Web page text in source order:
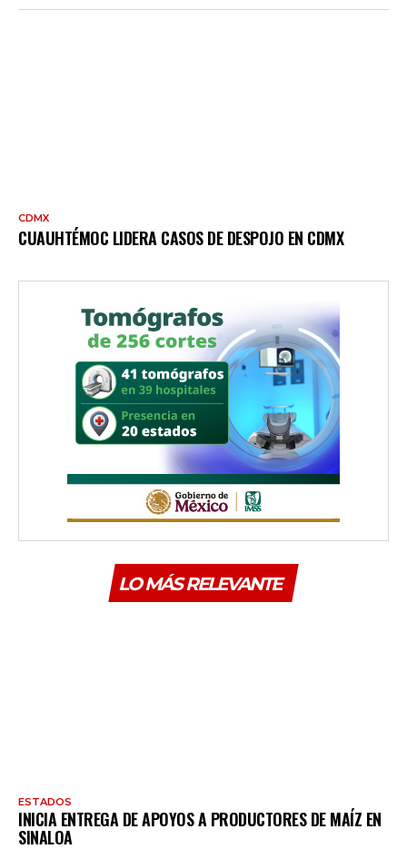
CDMX
CUAUHTÉMOC LIDERA CASOS DE DESPOJO EN CDMX
LO MÁS RELEVANTE
ESTADOS
INICIA ENTREGA DE APOYOS A PRODUCTORES DE MAÍZ EN
SINALOA